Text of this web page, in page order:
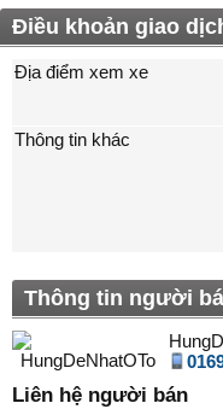
Điều khoản giao
Địa điểm xem xe
Thông tin khác
Thông tin người
Liên hệ người bán